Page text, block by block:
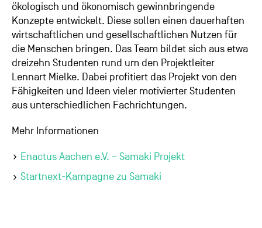
ökologisch und ökonomisch gewinnbringende
Konzepte entwickelt. Diese sollen einen dauerhaften
wirtschaftlichen und gesellschaftlichen Nutzen für
die Menschen bringen. Das Team bildet sich aus etwa
dreizehn Studenten rund um den Projektleiter
Lennart Mielke. Dabei profitiert das Projekt von den
Fähigkeiten und Ideen vieler motivierter Studenten
aus unterschiedlichen Fachrichtungen.
Mehr Informationen
Enactus Aachen e.V. – Samaki Projekt
Startnext-Kampagne zu Samaki